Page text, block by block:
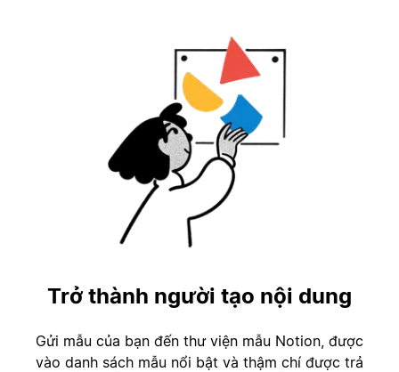
Trở thành người tạo nội dung
Gửi mẫu của bạn đến thư viện mẫu Notion, được
vào danh sách mẫu nổi bật và thậm chí được trả